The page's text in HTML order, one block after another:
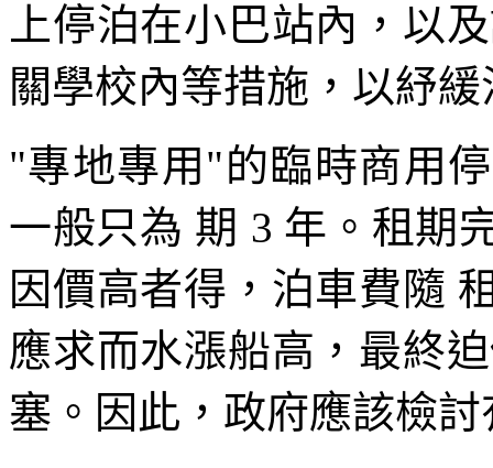
上停泊在小巴站內，以
關學校內等措施，以紓
"專地專用"的臨時商用
一般只為 期 3 年。租期
因價高者得，泊車費隨
應求而水漲船高，最終
塞。因此，政府應該檢